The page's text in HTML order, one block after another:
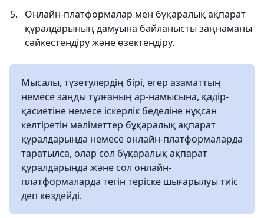
Онлайн-платформалар мен бұқаралық ақпарат
құралдарының дамуына байланысты заңнаманы
сәйкестендіру және өзектендіру.
Мысалы, түзетулердің бірі, егер азаматтың
немесе заңды тұлғаның ар-намысына, қадір-
қасиетіне немесе іскерлік беделіне нұқсан
келтіретін мәліметтер бұқаралық ақпарат
құралдарында немесе онлайн-платформаларда
таратылса, олар сол бұқаралық ақпарат
құралдарында және сол онлайн-
платформаларда тегін теріске шығарылуы тиіс
деп көздейді.